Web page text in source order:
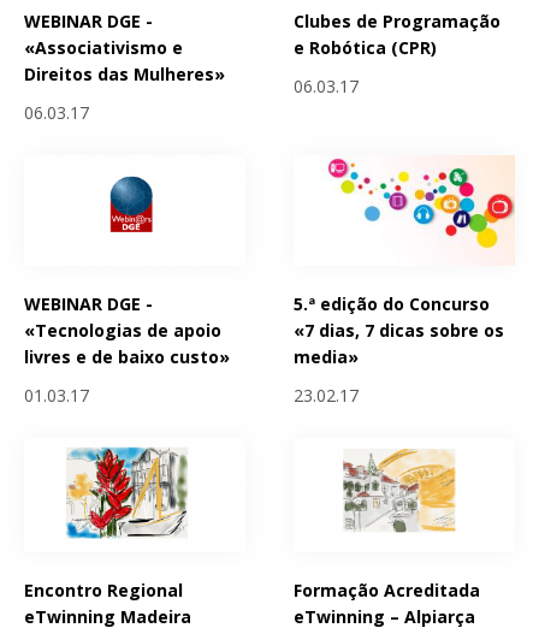
WEBINAR DGE -
«Associativismo e
Direitos das Mulheres»
06.03.17
Clubes de Programação
e Robótica (CPR)
06.03.17
WEBINAR DGE -
«Tecnologias de apoio
livres e de baixo custo»
01.03.17
5.ª edição do Concurso
«7 dias, 7 dicas sobre os
media»
23.02.17
Encontro Regional
eTwinning Madeira
Formação Acreditada
eTwinning – Alpiarça